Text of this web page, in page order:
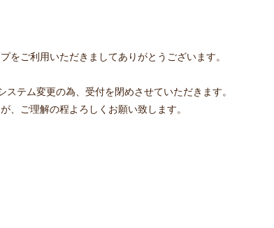
をご利用いただきましてありがとうございます。
ム変更の為、受付を閉めさせていただきます。
、ご理解の程よろしくお願い致します。